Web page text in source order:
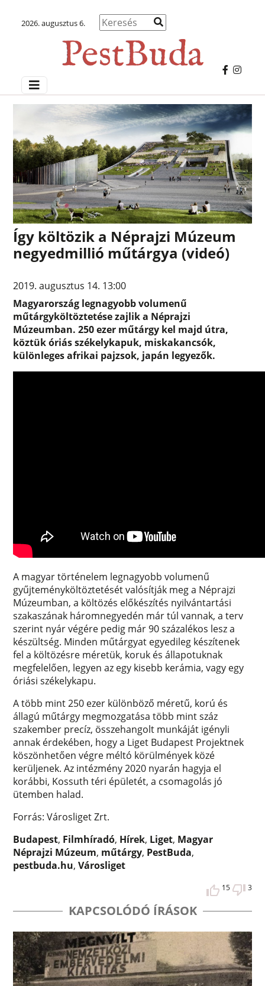
2026. augusztus 6.
Így költözik a Néprajzi Múzeum
negyedmillió műtárgya (videó)
2019. augusztus 14. 13:00
Magyarország legnagyobb volumenű
műtárgyköltöztetése zajlik a Néprajzi
Múzeumban. 250 ezer műtárgy kel majd útra,
köztük óriás székelykapuk, miskakancsók,
különleges afrikai pajzsok, japán legyezők.
A magyar történelem legnagyobb volumenű
gyűjteményköltöztetését valósítják meg a Néprajzi
Múzeumban, a költözés előkészítés nyilvántartási
szakaszának háromnegyedén már túl vannak, a terv
szerint nyár végére pedig már 90 százalékos lesz a
készültség. Minden műtárgyat egyedileg készítenek
fel a költözésre méretük, koruk és állapotuknak
megfelelően, legyen az egy kisebb kerámia, vagy egy
óriási székelykapu.
A több mint 250 ezer különböző méretű, korú és
állagú műtárgy megmozgatása több mint száz
szakember precíz, összehangolt munkáját igényli
annak érdekében, hogy a Liget Budapest Projektnek
köszönhetően végre méltó körülmények közé
kerüljenek. Az intézmény 2020 nyarán hagyja el
korábbi, Kossuth téri épületét, a csomagolás jó
ütemben halad.
Forrás: Városliget Zrt.
Budapest, Filmhíradó, Hírek, Liget, Magyar
Néprajzi Múzeum, műtárgy, PestBuda,
pestbuda.hu,Városliget
15 3
KAPCSOLÓDÓ ÍRÁSOK